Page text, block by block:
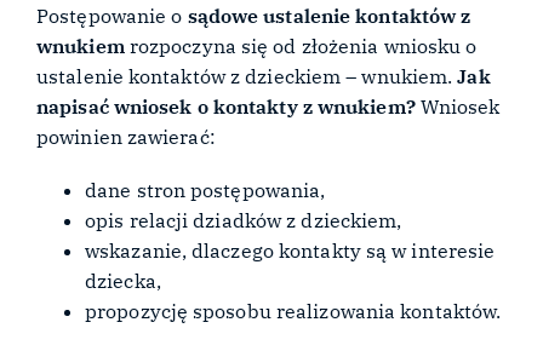
Postępowanie o sądowe ustalenie kontaktów z
wnukiemrozpoczyna się od złożenia wniosku o
ustalenie kontaktów z dzieckiem – wnukiem.Jak
napisać wniosek o kontakty z wnukiem?Wniosek
powinien zawierać:
dane stron postępowania,
opis relacji dziadków z dzieckiem,
wskazanie, dlaczego kontakty są w interesie
dziecka,
propozycję sposobu realizowania kontaktów.